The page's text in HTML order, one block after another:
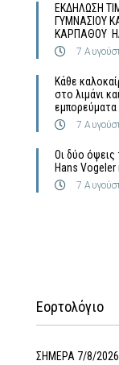
ΕΚΔΗΛΩΣΗ
ΓΥΜΝΑΣΙΟΥ
ΚΑΡΠΑΘΟΥ
7
Κάθε
στο λιμάνι
εμπορεύματα
7
Οι δύο όψεις
Hans Vogeler
7
Εορτολόγιο
ΣΗΜΕΡΑ 7/8/2026